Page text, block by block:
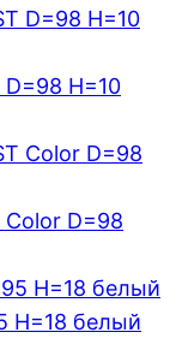
H=10
Color D=98
H=18 белый